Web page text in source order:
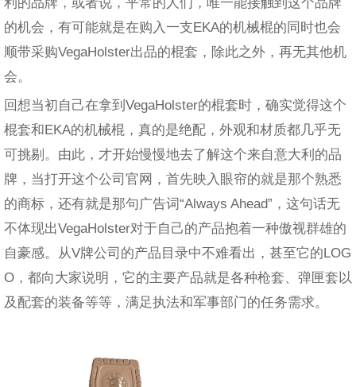
的机会，有可能就是在购入一支EKA的机械棍的同时也会
顺带采购VegaHolster出品的棍套，除此之外，再无其他机
会。
回想当初自己在拿到VegaHolster的棍套时，确实觉得这个
棍套和EKA的机械棍，真的是绝配，外观和材质都几乎无
可挑剔。由此，才开始慢慢地去了解这个来自意大利的品
牌，当打开这个公司官网，首先映入眼帘的就是那个熟悉
的商标，还有就是那句广告词“Always Ahead”，这句话无
不体现出VegaHolster对于自己的产品抱着一种傲视群雄的
自豪感。从V牌公司的产品目录中不难看出，甚至它的LOG
O，都向大家说明，它的主要产品就是各种枪套、弹匣套以
及配套的装备等等，满足执法和军事部门的任务需求。